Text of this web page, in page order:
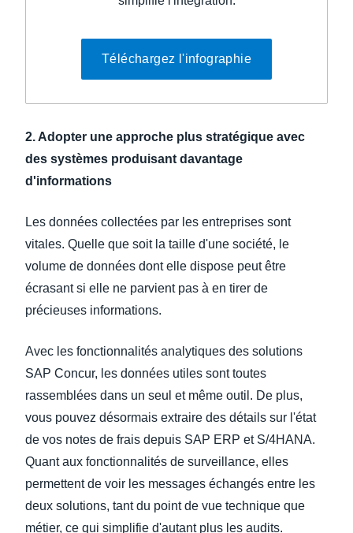
Téléchargez l'infographie
2. Adopter une approche plus stratégique avec
des systèmes produisant davantage
d'informations
Les données collectées par les entreprises sont
vitales. Quelle que soit la taille d'une société, le
volume de données dont elle dispose peut être
écrasant si elle ne parvient pas à en tirer de
précieuses informations.
Avec les fonctionnalités analytiques des solutions
SAP Concur, les données utiles sont toutes
rassemblées dans un seul et même outil. De plus,
vous pouvez désormais extraire des détails sur l'état
de vos notes de frais depuis SAP ERP et S/4HANA.
Quant aux fonctionnalités de surveillance, elles
permettent de voir les messages échangés entre les
deux solutions, tant du point de vue technique que
métier, ce qui simplifie d'autant plus les audits.